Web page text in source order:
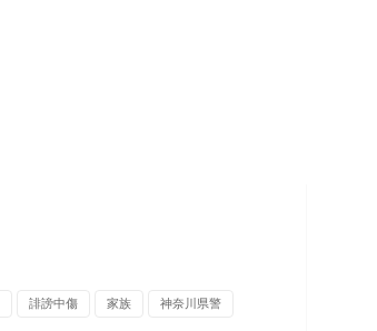
誹謗中傷 家族 神奈川県警